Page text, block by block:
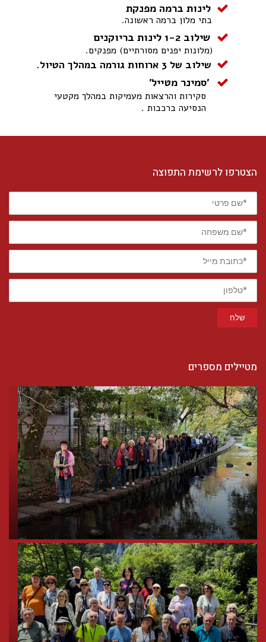
לינות ברמה מפנקת
בתי מלון ברמה ראשונה.
שילוב 1-2 לינות בריוקנים
(מלונות יפנים מסורתיים) מפנקים.
שילוב של 3 ארוחות גורמה במהלך הטיול.
'סמינר מטייל'
סקירות והרצאות מעמיקות במהלך מקטעי
הנסיעה ברכבות .
הצטרפו לרשימת התפוצה
*שם
פרטי
*שם
משפחה
*כתובת
מייל
*טלפון
שלח
מטיילים מספרים